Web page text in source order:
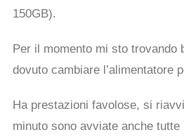
150GB).
Per il momento mi sto trovando
dovuto cambiare l’alimentatore
Ha prestazioni favolose, si
minuto sono avviate anche